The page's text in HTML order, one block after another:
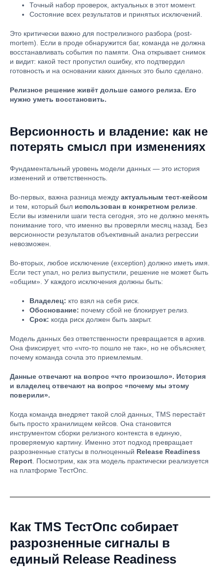
Точный набор проверок, актуальных в этот момент.
Состояние всех результатов и принятых исключений.
Это критически важно для пострелизного разбора (post-
mortem). Если в проде обнаружится баг, команда не должна
восстанавливать события по памяти. Она открывает снимок
и видит: какой тест пропустил ошибку, кто подтвердил
готовность и на основании каких данных это было сделано.
Релизное решение живёт дольше самого релиза. Его
нужно уметь восстановить.
Версионность и владение: как не
потерять смысл при изменениях
Фундаментальный уровень модели данных — это история
изменений и ответственность.
Во-первых, важна разница между актуальным тест-кейсом
и тем, который был использован в конкретном релизе
Если вы изменили шаги теста сегодня, это не должно менять
понимание того, что именно вы проверяли месяц назад. Без
версионности результатов объективный анализ регрессии
невозможен.
Во-вторых, любое исключение (exception) должно иметь имя.
Если тест упал, но релиз выпустили, решение не может быть
«общим». У каждого исключения должны быть:
Владелец: кто взял на себя риск.
Обоснование: почему сбой не блокирует релиз.
Срок: когда риск должен быть закрыт.
Модель данных без ответственности превращается в архив.
Она фиксирует, что «что-то пошло не так», но не объясняет,
почему команда сочла это приемлемым.
Данные отвечают на вопрос «что произошло». История
и владелец отвечают на вопрос «почему мы этому
поверили».
Когда команда внедряет такой слой данных, TMS перестаёт
быть просто хранилищем кейсов. Она становится
инструментом сборки релизного контекста в единую,
проверяемую картину. Именно этот подход превращает
разрозненные статусы в полноценный Release Readiness
Report . Посмотрим, как эта модель практически реализуется
на платформе ТестОпс.
Как TMS ТестОпс собирает
разрозненные сигналы в
единый Release Readiness